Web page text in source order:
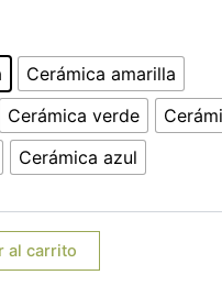
Cerámica amarilla
Cerámica verde
Cerámica azul
al carrito